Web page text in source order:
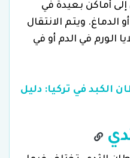
أماكن بعيدة في
الدماغ. ويتم الانتقال
الورم في الدم أو في
الكبد في تركيا: دليل